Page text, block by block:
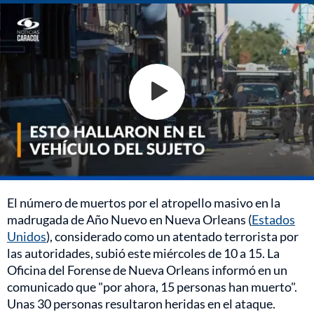
El número de muertos por el atropello masivo en la
madrugada de Año Nuevo en Nueva Orleans (Estados
Unidos), considerado como un atentado terrorista por
las autoridades, subió este miércoles de 10 a 15. La
Oficina del Forense de Nueva Orleans informó en un
comunicado que "por ahora, 15 personas han muerto".
Unas 30 personas resultaron heridas en el ataque.